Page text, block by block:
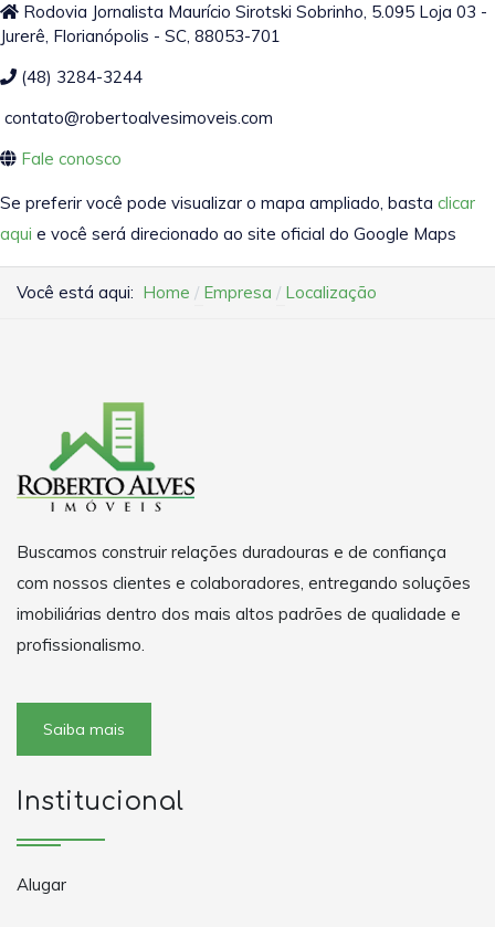
Rodovia Jornalista Maurício Sirotski Sobrinho, 5.095 Loja 03 -
Jurerê, Florianópolis - SC, 88053-701
(48) 3284-3244
contato@robertoalvesimoveis.com
Fale conosco
Se preferir você pode visualizar o mapa ampliado, basta clicar
aqui e você será direcionado ao site oficial do Google Maps
Você está aqui: Home Empresa Localização
Buscamos construir relações duradouras e de confiança
com nossos clientes e colaboradores, entregando soluções
imobiliárias dentro dos mais altos padrões de qualidade e
profissionalismo.
Saiba mais
Institucional
Alugar